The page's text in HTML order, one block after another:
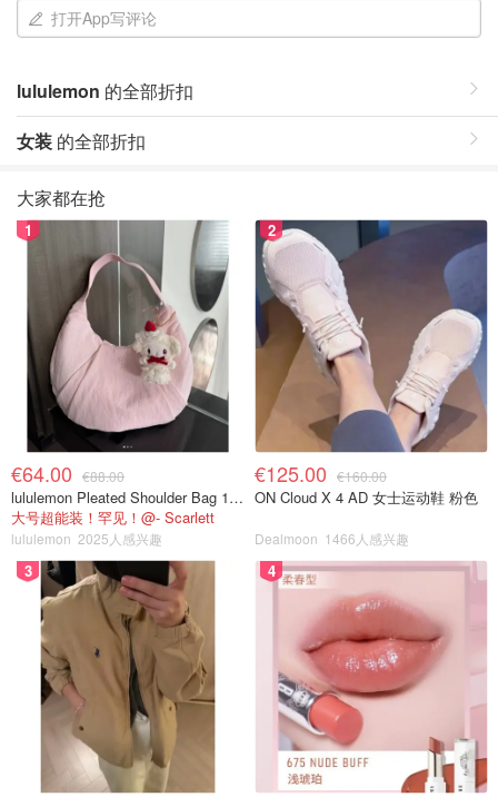
打开App写评论
lululemon 的全部折扣
女装 的全部折扣
大家都在抢
1
€64.00 €88.00
lululemon Pleated Shoulder Bag 10L 单肩包
大号超能装！罕见！@- Scarlett
lululemon 2025人感兴趣
2
€125.00 €160.00
ON Cloud X 4 AD 女士运动鞋 粉色
Dealmoon 1466人感兴趣
3 4